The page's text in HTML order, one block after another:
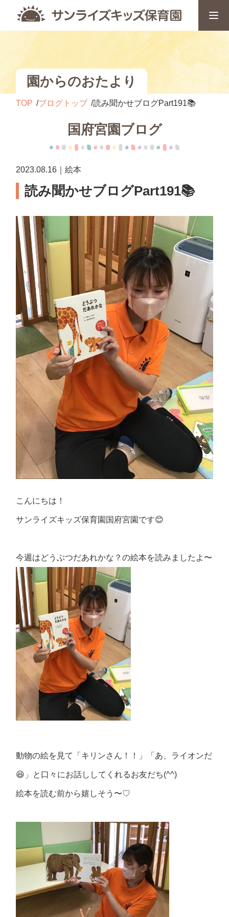
園からのおたより
TOP ブログトップ 読み聞かせブログPart191📚
国府宮園ブログ
2023.08.16｜絵本
読み聞かせブログPart191📚
こんにちは！
サンライズキッズ保育園国府宮園です😊
今週はどうぶつだあれかな？の絵本を読みましたよ〜
動物の絵を見て「キリンさん ！！」「あ、ライオンだ
😆」と口々にお話ししてくれるお友だち(^^)
絵本を読む前から嬉しそう〜♡